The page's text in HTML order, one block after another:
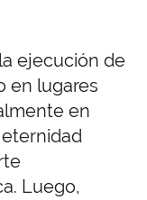
ejecución de
en lugares
en
Luego,